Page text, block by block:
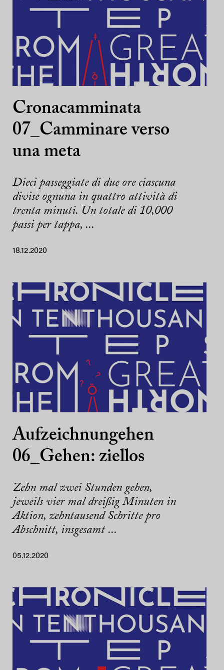
Cronacamminata
07_Camminare verso
una meta
Dieci passeggiate di due ore ciascuna
divise ognuna in quattro attività di
trenta minuti. Un totale di 10,000
passi per tappa, ...
18.12.2020
Aufzeichnungehen
06_Gehen: ziellos
Zehn mal zwei Stunden gehen,
jeweils vier mal dreißig Minuten in
Aktion, zehntausend Schritte pro
Abschnitt, insgesamt ...
05.12.2020